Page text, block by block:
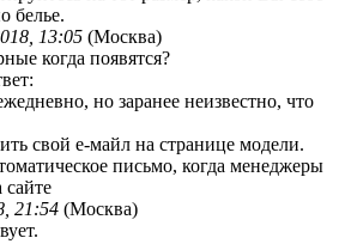
белье.
13:05 (Москва)
когда появятся?
но заранее неизвестно, что
свой е-майл на странице модели.
письмо, когда менеджеры
сайте
21:54 (Москва)